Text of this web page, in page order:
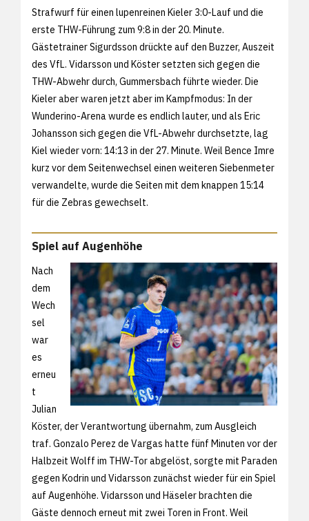
Strafwurf für einen lupenreinen Kieler 3:0-Lauf und die
erste THW-Führung zum 9:8 in der 20. Minute.
Gästetrainer Sigurdsson drückte auf den Buzzer, Auszeit
des VfL. Vidarsson und Köster setzten sich gegen die
THW-Abwehr durch, Gummersbach führte wieder. Die
Kieler aber waren jetzt aber im Kampfmodus: In der
Wunderino-Arena wurde es endlich lauter, und als Eric
Johansson sich gegen die VfL-Abwehr durchsetzte, lag
Kiel wieder vorn: 14:13 in der 27. Minute. Weil Bence Imre
kurz vor dem Seitenwechsel einen weiteren Siebenmeter
verwandelte, wurde die Seiten mit dem knappen 15:14
für die Zebras gewechselt.
Spiel auf Augenhöhe
Nach
dem
Wech
sel
war
es
erneu
t
Julian
Köster, der Verantwortung übernahm, zum Ausgleich
traf. Gonzalo Perez de Vargas hatte fünf Minuten vor der
Halbzeit Wolff im THW-Tor abgelöst, sorgte mit Paraden
gegen Kodrin und Vidarsson zunächst wieder für ein Spiel
auf Augenhöhe. Vidarsson und Häseler brachten die
Gäste dennoch erneut mit zwei Toren in Front. Weil